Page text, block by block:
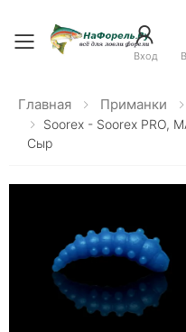
Toggle menu
Вход
Главная Приманки
Soorex - Soorex PRO,
Сыр